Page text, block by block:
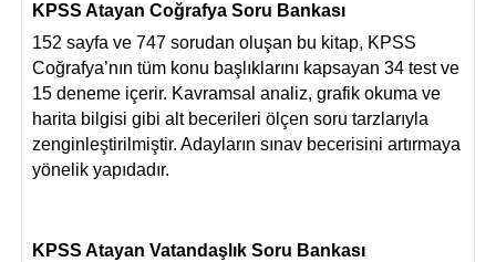
KPSS Atayan Coğrafya Soru Bankası
152 sayfa ve 747 sorudan oluşan bu kitap, KPSS
Coğrafya’nın tüm konu başlıklarını kapsayan 34 test ve
15 deneme içerir. Kavramsal analiz, grafik okuma ve
harita bilgisi gibi alt becerileri ölçen soru tarzlarıyla
zenginleştirilmiştir. Adayların sınav becerisini artırmaya
yönelik yapıdadır.
KPSS Atayan Vatandaşlık Soru Bankası